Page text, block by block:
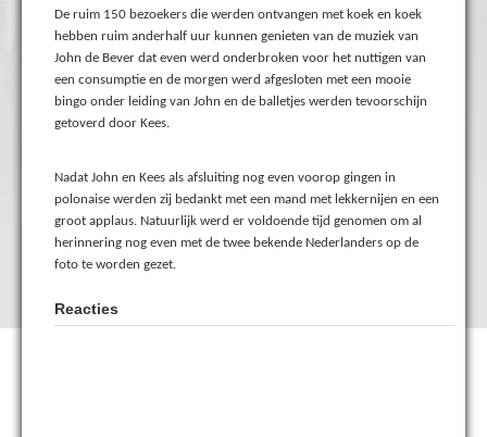
De ruim 150 bezoekers die werden ontvangen met koek en koek
hebben ruim anderhalf uur kunnen genieten van de muziek van
John de Bever dat even werd onderbroken voor het nuttigen van
een consumptie en de morgen werd afgesloten met een mooie
bingo onder leiding van John en de balletjes werden tevoorschijn
getoverd door Kees.
Nadat John en Kees als afsluiting nog even voorop gingen in
polonaise werden zij bedankt met een mand met lekkernijen en een
groot applaus. Natuurlijk werd er voldoende tijd genomen om al
herinnering nog even met de twee bekende Nederlanders op de
foto te worden gezet.
Reacties